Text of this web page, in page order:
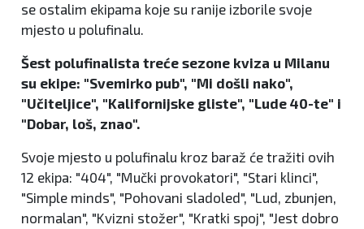
se ostalim ekipama koje su ranije izborile svoje
mjesto u polufinalu.
Šest polufinalista treće sezone kviza u Milanu
su ekipe: "Svemirko pub", "Mi došli nako",
"Učiteljice", "Kalifornijske gliste", "Lude 40-te" i
"Dobar, loš, znao".
Svoje mjesto u polufinalu kroz baraž će tražiti ovih
12 ekipa: "404", "Mučki provokatori", "Stari klinci",
"Simple minds", "Pohovani sladoled", "Lud, zbunjen,
normalan", "Kvizni stožer", "Kratki spoj", "Jest dobro